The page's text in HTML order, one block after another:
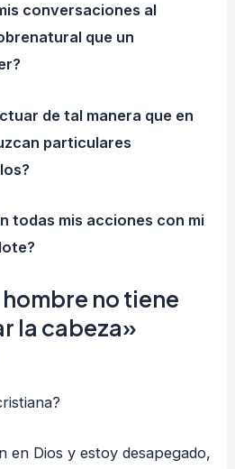
conversaciones al
que un
de tal manera que en
particulares
todas mis acciones con mi
no tiene
la cabeza»
en Dios y estoy desapegado,